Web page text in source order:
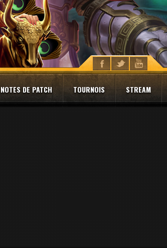
NOTES DE PATCH TOURNOIS STREAM